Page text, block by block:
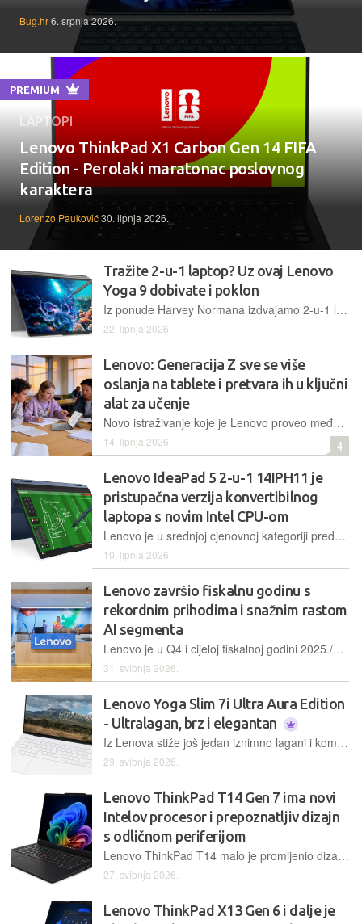
Bug.hr6. srpnja 2026.
PREMIUM
LAPTOPI
Lenovo ThinkPad X1 Carbon Gen 14 FIFA
Edition - Perolaki maratonac poslovnog
karaktera
Lorenzo Pauković30. lipnja 2026.
Tražite 2-u-1 laptop? Uz ovaj Lenovo
Yoga 9 dobivate i poklon
Iz ponude Harvey Normana izdvajamo 2-u-1 laptop koji se može pohvaliti premium izradom, dobrim specifikacijama i 14-inčnim OLED zaslonom
22. lipnja 2026.
Lenovo: Generacija Z sve se više
oslanja na tablete i pretvara ih u ključni
alat za učenje
Novo istraživanje koje je Lenovo proveo među više od osam tisuća studenata u dobi od 18 do 25 godina otkriva da su tableti postali ključan alat u svakodnevnom studentskom životu
14. lipnja 2026. 4
Lenovo IdeaPad 5 2-u-1 14IPH11 je
pristupačna verzija konvertibilnog
laptopa s novim Intel CPU-om
Lenovo je u srednjoj cjenovnoj kategoriji predstavio 2-u-1 laptop pod IdeaPad brendom koji spaja kvalitetnu izradu, solidan novi Intelov Panther Lake procesor i solidnu opremljenost te autonomiju baterije
10. lipnja 2026.
Lenovo završio fiskalnu godinu s
rekordnim prihodima i snažnim rastom
AI segmenta
Lenovo je u Q4 i cijeloj fiskalnoj godini 2025./2026. zabilježio rekordan rast prihoda i dobiti te ojačao poziciju u segmentima infrastrukture, uređaja i usluga
31. svibnja 2026.
Lenovo Yoga Slim 7i Ultra Aura Edition
- Ultralagan, brz i elegantan
Iz Lenova stiže još jedan iznimno lagani i kompaktni laptop temeljen na novoj generaciji Intelovih procesora Panther Lake, ovaj puta pod okriljem poznate i priznate obitelji Yoga. Atraktivan dizajn, masa ispod jednog kilograma i OLED ekran – kako odoljeti?
29. svibnja 2026.
Lenovo ThinkPad T14 Gen 7 ima novi
Intelov procesor i prepoznatljiv dizajn
s odličnom periferijom
Lenovo ThinkPad T14 malo je promijenio dizajn, dodao novi Intelov Panther Lake procesor koji nije nužno korak naprijed, a i dalje se hvali odličnom periferijom te mogućnostima popravljanja i nadogradnje
27. svibnja 2026.
Lenovo ThinkPad X13 Gen 6 i dalje je